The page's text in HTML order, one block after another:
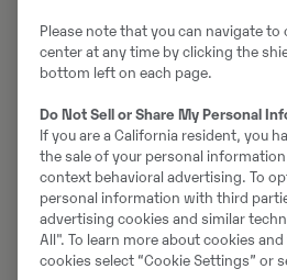
Suured rataslaadurid
L110H
Kopa maht
Please note that you can navigate to
center at any time by clicking the
bottom left on each page.
Do Not Sell or Share My Personal
If you are a California resident, you
the sale of your personal
context behavioral advertising. To
personal information with third
advertising cookies and similar
All". To learn more about cookies
cookies select “Cookie Settings” or